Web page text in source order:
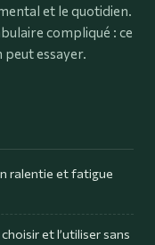
et le quotidien.
compliqué : ce
peut essayer.
ralentie et fatigue
et l’utiliser sans